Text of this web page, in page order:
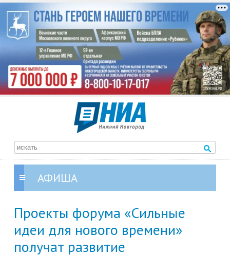
АФИША
Проекты форума «Сильные
идеи для нового времени»
получат развитие